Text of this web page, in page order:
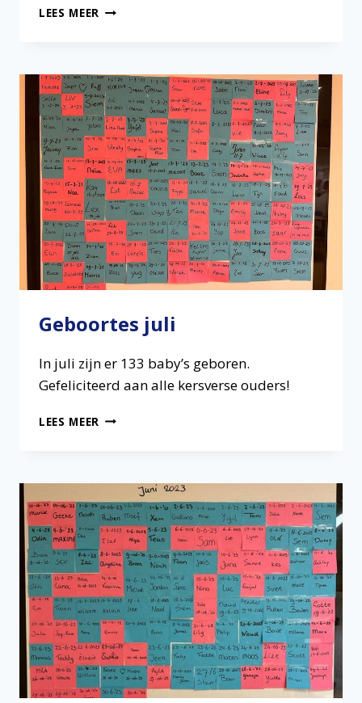
LEES MEER GEBOORTES
Geboortes juli
In juli zijn er 133 baby’s geboren.
Gefeliciteerd aan alle kersverse ouders!
LEES MEER GEBOORTES